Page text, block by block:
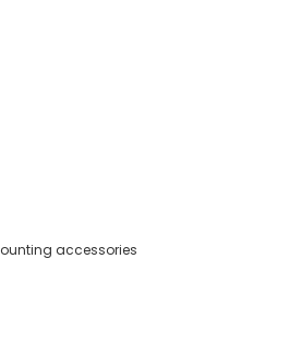
accessories